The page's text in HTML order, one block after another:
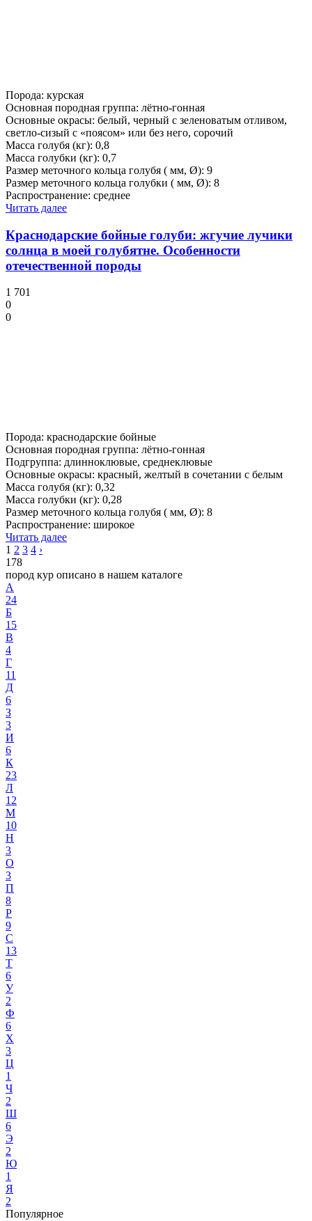
Порода: курская
Основная породная группа: лётно-гонная
Основные окрасы: белый, черный с зеленоватым отливом,
светло-сизый с «поясом» или без него, сорочий
Масса голубя (кг): 0,8
Масса голубки (кг): 0,7
Размер меточного кольца голубя ( мм, Ø): 9
Размер меточного кольца голубки ( мм, Ø): 8
Распространение: среднее
Читать далее
Краснодарские бойные голуби: жгучие лучики
солнца в моей голубятне. Особенности
отечественной породы
1 701
0
0
Порода: краснодарские бойные
Основная породная группа: лётно-гонная
Подгруппа: длинноклювые, среднеклювые
Основные окрасы: красный, желтый в сочетании с белым
Масса голубя (кг): 0,32
Масса голубки (кг): 0,28
Размер меточного кольца голубя ( мм, Ø): 8
Распространение: широкое
Читать далее
1 2 3 4 ›
178
пород кур описано в нашем каталоге
А
24
Б
15
В
4
Г
11
Д
6
З
3
И
6
К
23
Л
12
М
10
Н
3
О
3
П
8
Р
9
С
13
Т
6
У
2
Ф
6
Х
3
Ц
1
Ч
2
Ш
6
Э
2
Ю
1
Я
2
Популярное